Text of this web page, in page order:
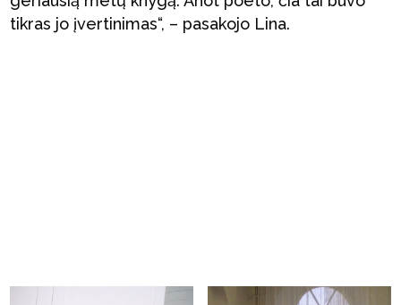
tikras jo įvertinimas“, – pasakojo Lina.